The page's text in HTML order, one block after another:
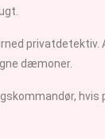
privatdetektiv.
dæmoner.